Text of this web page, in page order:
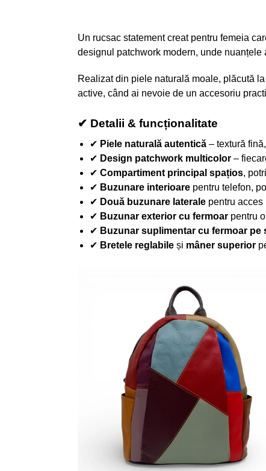
Un rucsac statement creat pentru femeia
designul patchwork modern, unde
Realizat din piele naturală moale, plăcută
active, când ai nevoie de un accesoriu
✔ Detalii & funcționalitate
✔ Piele naturală autentică– textură
✔ Design patchwork multicolor–
✔ Compartiment principal spațios,
✔ Buzunare interioarepentru telefon,
✔ Două buzunare lateralepentru acces
✔ Buzunar exterior cu fermoarpentru
✔ Buzunar suplimentar cu fermoar pe
✔ Bretele reglabileși mâner superior